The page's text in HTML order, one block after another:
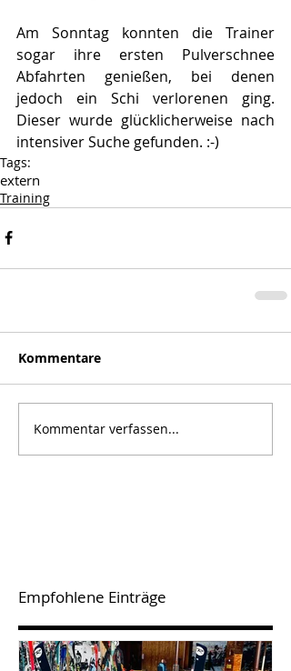
Am Sonntag konnten die Trainer
sogar ihre ersten Pulverschnee
Abfahrten genießen, bei denen
jedoch ein Schi verlorenen ging.
Dieser wurde glücklicherweise nach
intensiver Suche gefunden. :-)
Tags:
extern
Training
Kommentare
Kommentar verfassen...
Empfohlene Einträge